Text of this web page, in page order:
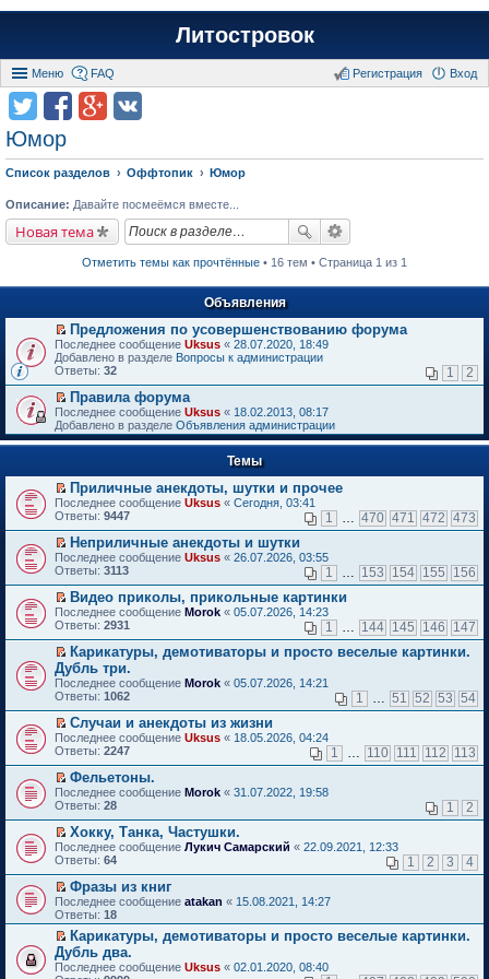
Литостровок
Меню FAQ Вход
Регистрация
Юмор
Список разделов Оффтопик Юмор
Описание: Давайте посмеёмся вместе...
Новая тема
Отметить темы как прочтённые • 16 тем • Страница 1 из 1
Объявления
П
е
р
й
т
и
к
п
в
о
м
у
н
е
п
р
о
ч
и
т
а
н
н
о
м
у
с
о
о
щ
н
и
ю
Предложения по усовершенствованию форума
Последнее сообщение Uksus « 28.07.2020, 18:49
Добавлено в разделе Вопросы к администрации
Ответы: 32 1 2
П
е
р
е
т
и
к
п
р
в
о
м
у
н
е
п
р
о
ч
и
т
а
н
н
о
м
у
с
о
б
щ
е
н
и
ю
Правила форума
Последнее сообщение Uksus « 18.02.2013, 08:17
Добавлено в разделе Объявления администрации
Темы
П
е
е
й
т
и
к
п
е
р
в
о
м
у
н
е
п
р
о
и
т
а
н
н
о
м
у
с
о
о
б
щ
е
н
и
Приличные анекдоты, шутки и прочее
Последнее сообщение Uksus « Сегодня, 03:41
Ответы: 9447 1 470 471 472 473
П
е
е
й
т
и
к
п
е
р
в
о
м
у
н
е
п
р
о
и
т
а
н
н
о
м
у
с
о
о
б
Неприличные анекдоты и шутки
Последнее сообщение Uksus « 26.07.2026, 03:55
Ответы: 3113 1 153 154 155 156
П
е
е
й
т
и
к
п
е
р
в
о
м
у
н
е
п
р
о
и
т
а
н
н
о
м
у
Видео приколы, прикольные картинки
Последнее сообщение Morok « 05.07.2026, 14:23
Ответы: 2931 1 144 145 146 147
П
е
р
е
й
т
и
к
п
е
р
в
о
м
у
н
е
п
р
о
ч
и
т
а
Карикатуры, демотиваторы и просто веселые картинки.
Дубль три.
Последнее сообщение Morok « 05.07.2026, 14:21
Ответы: 1062 1 51 52 53 54
П
е
е
т
и
к
п
е
р
в
о
м
у
н
е
п
р
Случаи и анекдоты из жизни
Последнее сообщение Uksus « 18.05.2026, 04:24
Ответы: 2247 1 110 111 112 113
П
е
е
й
т
и
к
п
е
р
в
м
у
Фельетоны.
Последнее сообщение Morok « 31.07.2022, 19:58
Ответы: 28 1 2
П
е
е
т
и
п
е
р
Хокку, Танка, Частушки.
Последнее сообщение Лукич Самарский « 22.09.2021, 12:33
Ответы: 64 1 2 3 4
П
е
р
е
й
т
и
Фразы из книг
Последнее сообщение atakan « 15.08.2021, 14:27
Ответы: 18
П
е
р
Карикатуры, демотиваторы и просто веселые картинки.
Дубль два.
Последнее сообщение Uksus « 02.01.2020, 08:40